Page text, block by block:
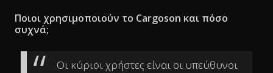
Ποιοι χρησιμοποιούν το Cargoson και πόσο
συχνά;
Οι κύριοι χρήστες είναι οι υπεύθυνοι